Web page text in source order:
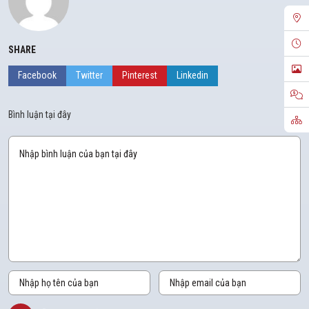
SHARE
Facebook Twitter Pinterest Linkedin
Bình luận tại đây